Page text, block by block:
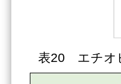
表20 エチオ